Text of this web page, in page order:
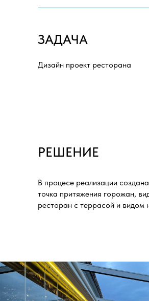
ЗАДАЧА
Дизайн проект ресторана
РЕШЕНИЕ
В процесе реализации
точка притяжения горожан,
ресторан с террасой и видом